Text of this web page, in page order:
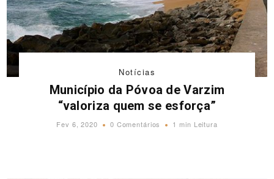
Notícias
Município da Póvoa de Varzim
“valoriza quem se esforça”
Fev 6, 2020 0 Comentários 1 min Leitura